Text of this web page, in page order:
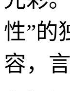
性”的
容，